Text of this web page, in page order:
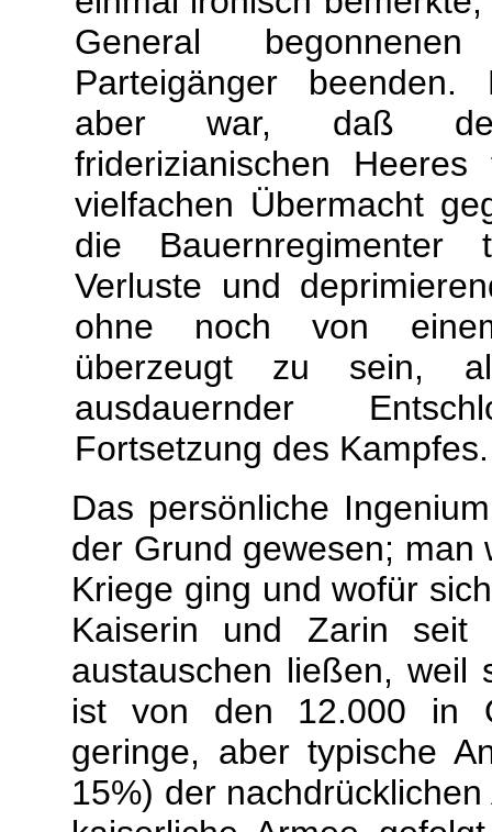
General
Parteigänger beenden.
aber war, daß
friderizianischen
vielfachen Übermacht
die Bauernregimenter
Verluste und
ohne noch von
überzeugt zu sein,
ausdauernder
Fortsetzung des
Das persönliche
der Grund gewesen;
Kriege ging und wofür
Kaiserin und Zarin seit
austauschen ließen, weil
ist von den 12.000 in
geringe, aber typische
15%) der